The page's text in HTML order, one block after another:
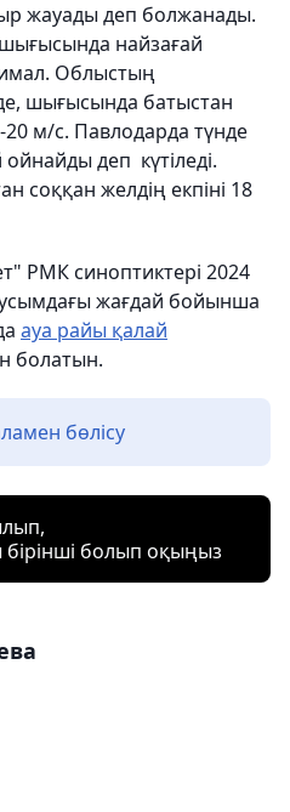
жауады деп болжанады.
найзағай
Облыстың
шығысында батыстан
20 м/с. Павлодарда түнде
деп күтіледі.
соққан желдің екпіні 18
РМК синоптиктері 2024
жағдай бойынша
ауа райы қалай
болатын.
бөлісу
болып оқыңыз